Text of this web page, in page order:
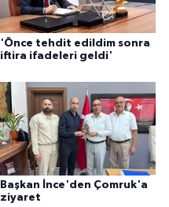
'Önce tehdit edildim sonra
iftira ifadeleri geldi'
Başkan İnce'den Çomruk'a
ziyaret